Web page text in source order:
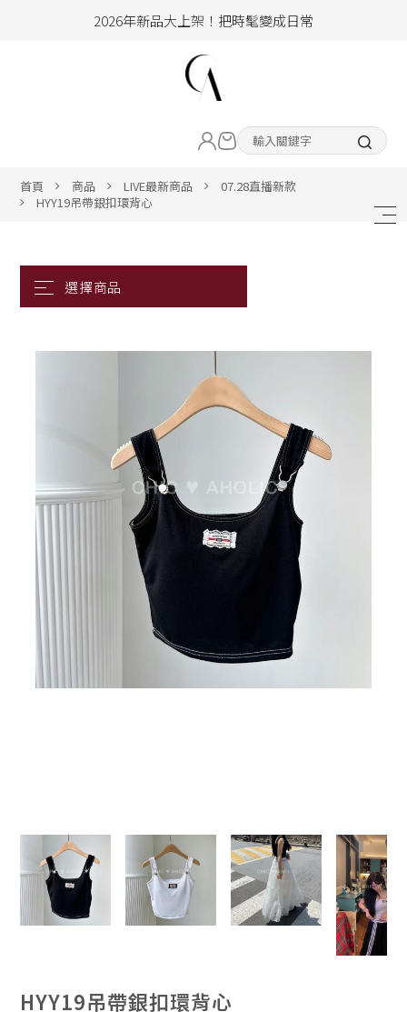
2026年新品大上架！把時髦變成日常
hello !! Happy to 2026
2026年新品大上架！把時髦變成日常
ALL ITEM
BIG SALE
首頁 商品 LIVE最新商品
07.28直播新款
HYY19吊帶銀扣環背心
HYY19吊帶銀扣環背心